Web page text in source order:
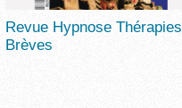
Revue Hypnose Thérapies
Brèves